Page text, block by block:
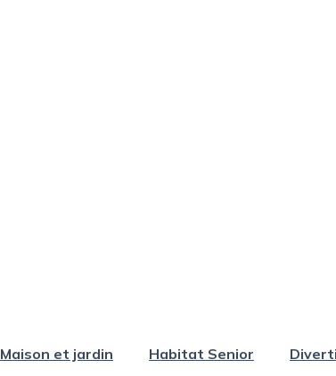
Maison et jardin Habitat Senior